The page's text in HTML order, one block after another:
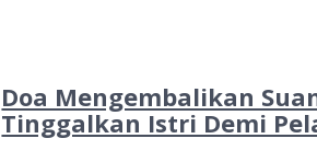
Doa Mengembalikan
Tinggalkan Istri Demi